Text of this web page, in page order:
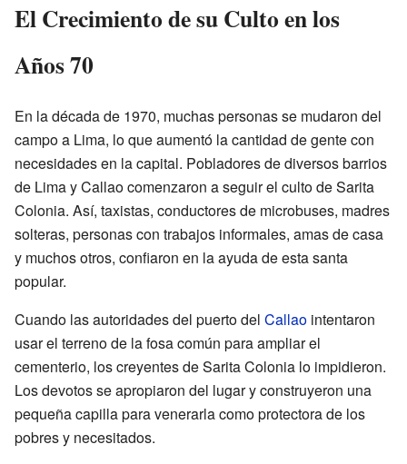
El Crecimiento de su Culto en los
Años 70
En la década de 1970, muchas personas se mudaron del
campo a Lima, lo que aumentó la cantidad de gente con
necesidades en la capital. Pobladores de diversos barrios
de Lima y Callao comenzaron a seguir el culto de Sarita
Colonia. Así, taxistas, conductores de microbuses, madres
solteras, personas con trabajos informales, amas de casa
y muchos otros, confiaron en la ayuda de esta santa
popular.
Cuando las autoridades del puerto del Callao intentaron
usar el terreno de la fosa común para ampliar el
cementerio, los creyentes de Sarita Colonia lo impidieron.
Los devotos se apropiaron del lugar y construyeron una
pequeña capilla para venerarla como protectora de los
pobres y necesitados.